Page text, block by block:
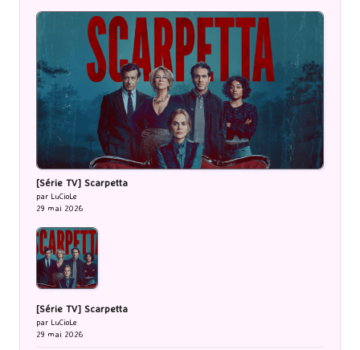
[Série TV] Scarpetta
par LuCioLe
29 mai 2026
[Série TV] Scarpetta
par LuCioLe
29 mai 2026